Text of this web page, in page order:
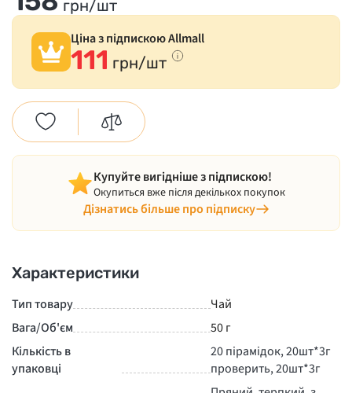
грн/шт
Ціна з підпискою Allmall
111 грн/шт
Купуйте вигідніше з підпискою!
Окупиться вже після декількох покупок
Дізнатись більше про підписку
Характеристики
Тип товару
Чай
Вага/Об'єм
50 г
Кількість в
упаковці
20 пірамідок, 20шт*3г
проверить, 20шт*3г